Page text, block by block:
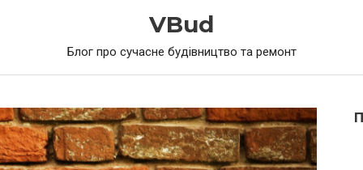
VBud
Блог про сучасне будівництво та ремонт